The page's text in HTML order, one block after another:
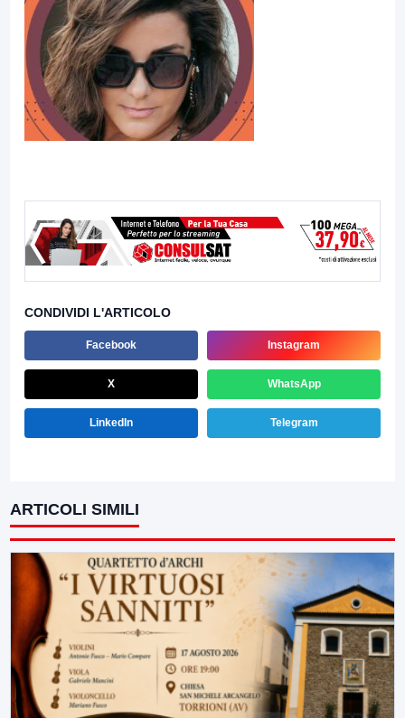
CONDIVIDI L'ARTICOLO
Facebook Instagram
X WhatsApp
LinkedIn Telegram
ARTICOLI SIMILI